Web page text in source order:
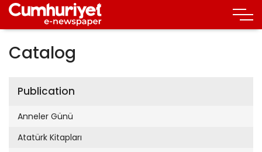
Catalog
Publication
Anneler Günü
Atatürk Kitapları